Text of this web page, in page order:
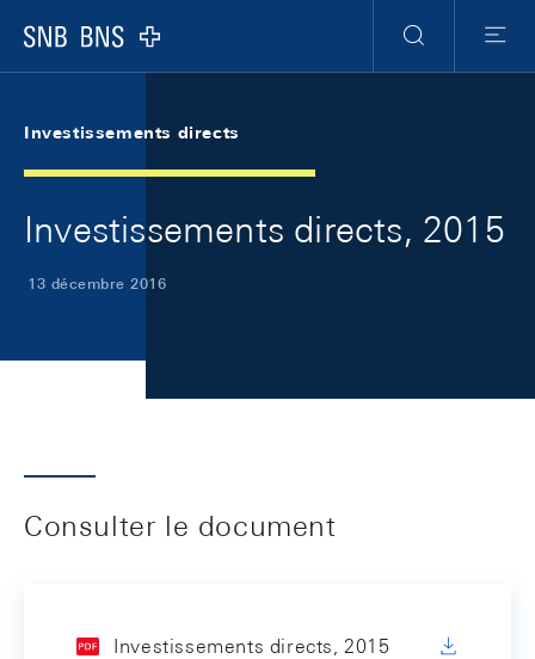
Logo
RechercheMenu
Investissements directs
Investissements directs, 2015
13 décembre 2016
Consulter le document
Investissements directs, 2015